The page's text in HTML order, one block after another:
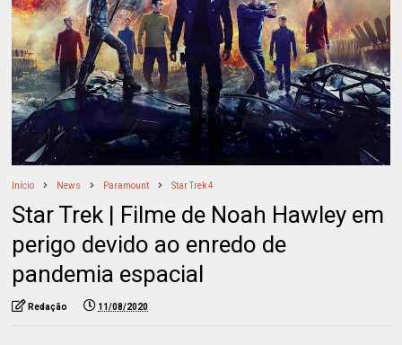
Início News Paramount Star Trek 4
Star Trek | Filme de Noah Hawley em
perigo devido ao enredo de
pandemia espacial
Redação 11/08/2020